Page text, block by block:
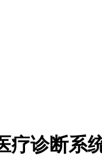
疗诊断系